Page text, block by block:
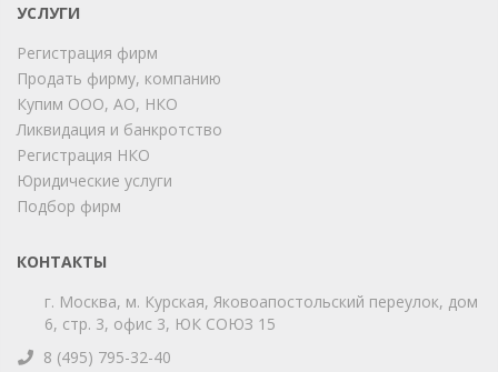
УСЛУГИ
Регистрация фирм
Продать фирму, компанию
Купим ООО, АО, НКО
Ликвидация и банкротство
Регистрация НКО
Юридические услуги
Подбор фирм
КОНТАКТЫ
г. Москва, м. Курская, Яковоапостольский переулок, дом
6, стр. 3, офис 3, ЮК СОЮЗ 15
8 (495) 795-32-40
Мы на связи!
Позвоните нам или свяжитесь с нами через любой
удобный мессенджер!
Telegram
Телефон